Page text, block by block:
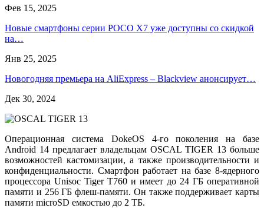
Фев 15, 2025
Новые смартфоны серии POCO X7 уже доступны со скидкой
на…
Янв 25, 2025
Новогодняя премьера на AliExpress – Blackview анонсирует…
Дек 30, 2024
Операционная система DokeOS 4-го поколения на базе
Android 14 предлагает владельцам OSCAL TIGER 13 больше
возможностей кастомизации, а также производительности и
конфиденциальности. Смартфон работает на базе 8-ядерного
процессора Unisoc Tiger T760 и имеет до 24 ГБ оперативной
памяти и 256 ГБ флеш-памяти. Он также поддерживает карты
памяти microSD емкостью до 2 ТБ.